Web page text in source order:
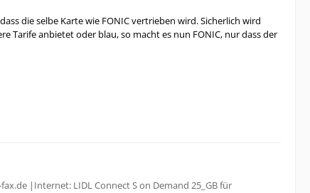
die selbe Karte wie FONIC vertrieben wird. Sicherlich wird
Tarife anbietet oder blau, so macht es nun FONIC, nur dass der
|Internet: LIDL Connect S on Demand 25_GB für